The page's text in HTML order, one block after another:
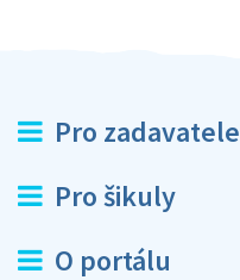
Pro zadavatele
Pro šikuly
O portálu